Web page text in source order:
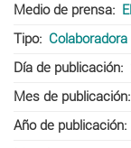
Medio de prensa
Tipo
Colaboradora
Día de publicación
Mes de publicación
Año de publicación